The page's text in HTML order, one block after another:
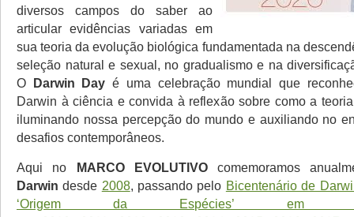
diversos campos do saber ao
articular evidências variadas em
sua teoria da evolução biológica fundamentada na
seleção natural e sexual, no gradualismo e na
O Darwin Day é uma celebração mundial que
Darwin à ciência e convida à reflexão sobre como a
iluminando nossa percepção do mundo e auxiliando no
desafios contemporâneos.
Aqui no MARCO EVOLUTIVOcomemoramos
Darwin desde 2008, passando pelo Bicentenário de
‘Origem da Espécies’ em